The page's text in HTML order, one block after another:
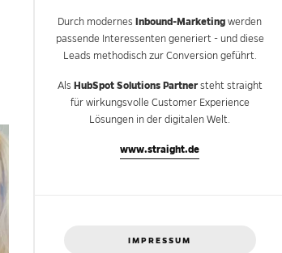
Durch modernes Inbound-Marketing werden
passende Interessenten generiert - und diese
Leads methodisch zur Conversion geführt.
Als HubSpot Solutions Partnersteht straight
für wirkungsvolle Customer Experience
Lösungen in der digitalen Welt.
www.straight.de
IMPRESSUM